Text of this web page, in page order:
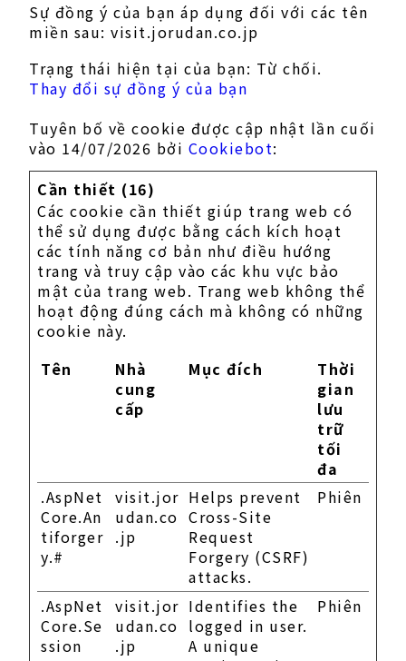
Sự đồng ý của bạn áp dụng đối với các tên
miền sau: visit.jorudan.co.jp
Trạng thái hiện tại của bạn: Từ chối.
Thay đổi sự đồng ý của bạn
Tuyên bố về cookie được cập nhật lần cuối
vào 14/07/2026 bởi Cookiebot:
Cần thiết (16)
Các cookie cần thiết giúp trang web có
thể sử dụng được bằng cách kích hoạt
các tính năng cơ bản như điều hướng
trang và truy cập vào các khu vực bảo
mật của trang web. Trang web không thể
hoạt động đúng cách mà không có những
cookie này.
Tên
Nhà
cung
cấp
Mục đích
Thời
gian
lưu
trữ
tối
đa
.AspNet
Core.An
tiforger
y.#
visit.jor
udan.co
.jp
Helps prevent
Cross-Site
Request
Forgery (CSRF)
attacks.
Phiên
.AspNet
Core.Se
ssion
visit.jor
udan.co
.jp
Identifies the
logged in user.
A unique
Phiên